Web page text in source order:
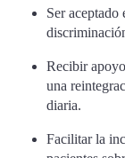
Ser
Recibir
una
diaria.
Facilitar la